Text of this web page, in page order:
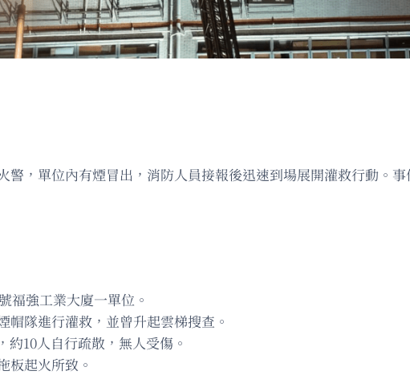
警，單位內有煙冒出，消防人員接報後迅速到場展開灌救行動。
福強工業大廈一單位。
帽隊進行灌救，並曾升起雲梯搜查。
約10人自行疏散，無人受傷。
板起火所致。